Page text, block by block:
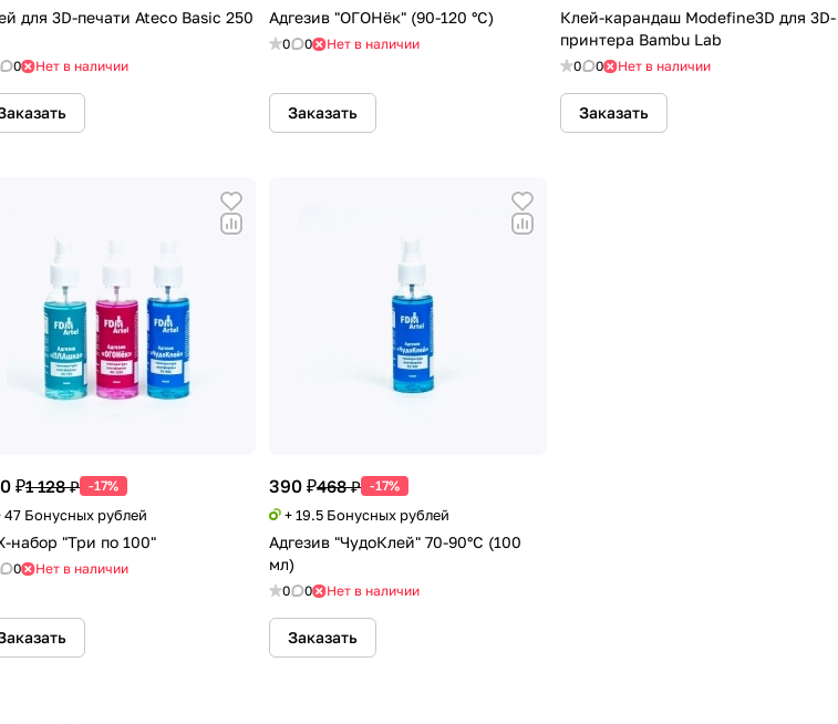
для 3D-печати Ateco Basic 250
0 Нет в наличии
Адгезив "ОГОНёк" (90-120 °С)
0 0 Нет в наличии
Заказать
Клей-карандаш Modefine3D для 3D-
принтера Bambu Lab
0 0 Нет в наличии
Заказать
₽1 128 ₽ -17%
47 Бонусных рублей
набор "Три по 100"
0 Нет в наличии
390 ₽468 ₽ -17%
+ 19.5 Бонусных рублей
Адгезив "ЧудоКлей" 70-90°С (100
мл)
0 0 Нет в наличии
Заказать